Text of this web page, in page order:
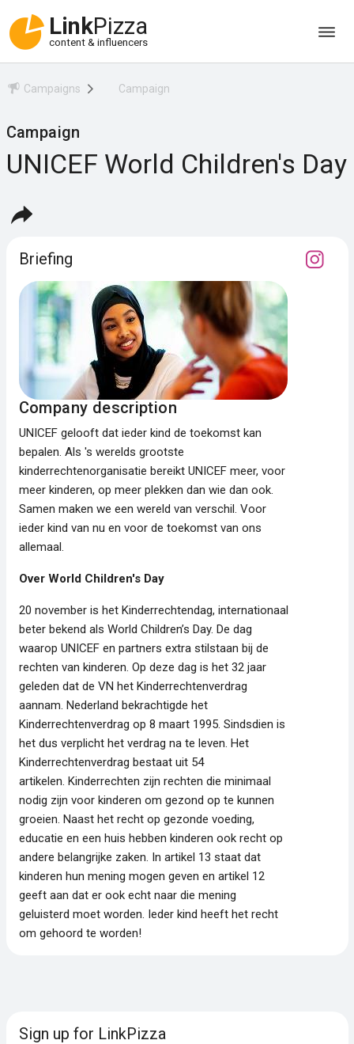
LinkPizza
content & influencers
Campaigns Campaign
Campaign
UNICEF World Children's Day
Briefing
Company description
UNICEF gelooft dat ieder kind de toekomst kan
bepalen. Als 's werelds grootste
kinderrechtenorganisatie bereikt UNICEF meer, voor
meer kinderen, op meer plekken dan wie dan ook.
Samen maken we een wereld van verschil. Voor
ieder kind van nu en voor de toekomst van ons
allemaal.
Over World Children's Day
20 november is het Kinderrechtendag, internationaal
beter bekend als World Children’s Day. De dag
waarop UNICEF en partners extra stilstaan bij de
rechten van kinderen. Op deze dag is het 32 jaar
geleden dat de VN het Kinderrechtenverdrag
aannam. Nederland bekrachtigde het
Kinderrechtenverdrag op 8 maart 1995. Sindsdien is
het dus verplicht het verdrag na te leven. Het
Kinderrechtenverdrag bestaat uit 54
artikelen. Kinderrechten zijn rechten die minimaal
nodig zijn voor kinderen om gezond op te kunnen
groeien. Naast het recht op gezonde voeding,
educatie en een huis hebben kinderen ook recht op
andere belangrijke zaken. In artikel 13 staat dat
kinderen hun mening mogen geven en artikel 12
geeft aan dat er ook echt naar die mening
geluisterd moet worden. Ieder kind heeft het recht
om gehoord te worden!
Sign up for LinkPizza